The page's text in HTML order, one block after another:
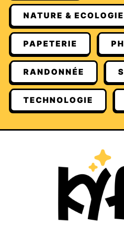
NATURE & ECOLOGIE
PAPETERIE
RANDONNÉE
TECHNOLOGIE